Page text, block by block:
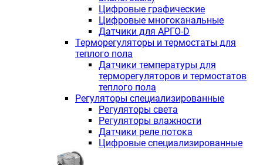
Цифровые графические
Цифровые многоканальные
Датчики для АРГО-D
Терморегуляторы и термостаты для
теплого пола
Датчики температуры для
терморегуляторов и термостатов
теплого пола
Регуляторы специализированные
Регуляторы света
Регуляторы влажности
Датчики реле потока
Цифровые специализированные